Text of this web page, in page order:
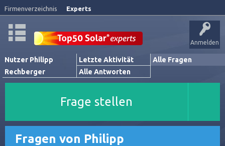
Firmenverzeichnis Experts
Anmelden
Nutzer Philipp
Rechberger
Letzte Aktivität
Alle Fragen
Alle Antworten
Frage stellen
Fragen von Philipp